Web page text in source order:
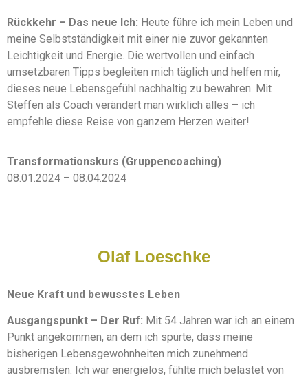
Rückkehr – Das neue Ich: Heute führe ich mein Leben und
meine Selbstständigkeit mit einer nie zuvor gekannten
Leichtigkeit und Energie. Die wertvollen und einfach
umsetzbaren Tipps begleiten mich täglich und helfen mir,
dieses neue Lebensgefühl nachhaltig zu bewahren. Mit
Steffen als Coach verändert man wirklich alles – ich
empfehle diese Reise von ganzem Herzen weiter!
Transformationskurs (Gruppencoaching)
08.01.2024 – 08.04.2024
Olaf Loeschke
Neue Kraft und bewusstes Leben
Ausgangspunkt – Der Ruf: Mit 54 Jahren war ich an einem
Punkt angekommen, an dem ich spürte, dass meine
bisherigen Lebensgewohnheiten mich zunehmend
ausbremsten. Ich war energielos, fühlte mich belastet von